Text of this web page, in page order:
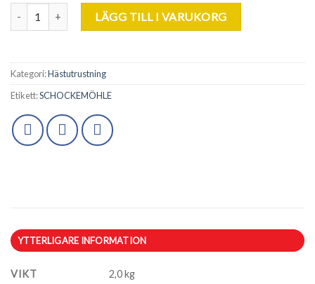
Schockemöhle Sports, Dressyrgjord. mängd
LÄGG TILL I VARUKORG
Kategori:Hästutrustning
Etikett:SCHOCKEMÖHLE
YTTERLIGARE INFORMATION
VIKT 2,0 kg